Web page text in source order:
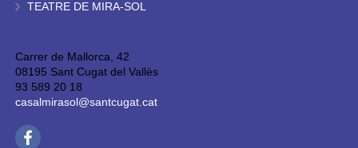
TEATRE DE MIRA-SOL
Carrer de Mallorca, 42
08195 Sant Cugat del Vallès
93 589 20 18
casalmirasol@santcugat.cat